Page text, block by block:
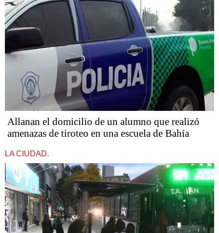
Allanan el domicilio de un alumno que realizó
amenazas de tiroteo en una escuela de Bahía
LA CIUDAD.